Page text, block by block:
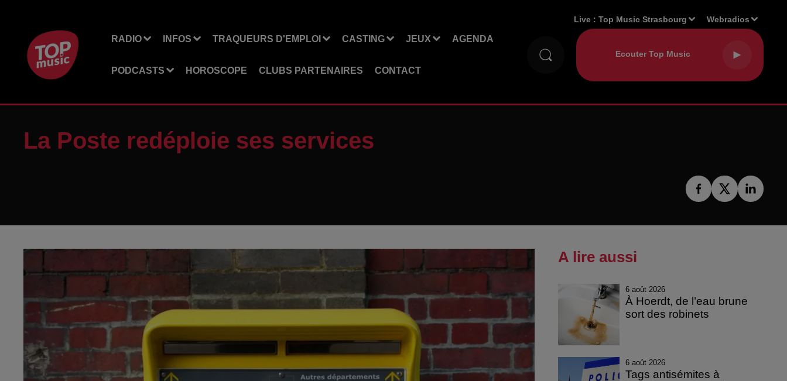
RADIO INFOS TRAQUEURS D'EMPLOI CASTING JEUX AGENDA
PODCASTS HOROSCOPE CLUBS PARTENAIRES CONTACT
Live :Top Music Strasbourg Webradios
La Poste redéploie ses services
A lire aussi
6 août 2026
À Hoerdt, de l’eau brune
sort des robinets
6 août 2026
Tags antisémites à